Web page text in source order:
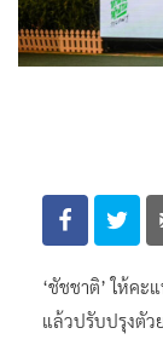
‘ชัชชาติ’ ให้ค